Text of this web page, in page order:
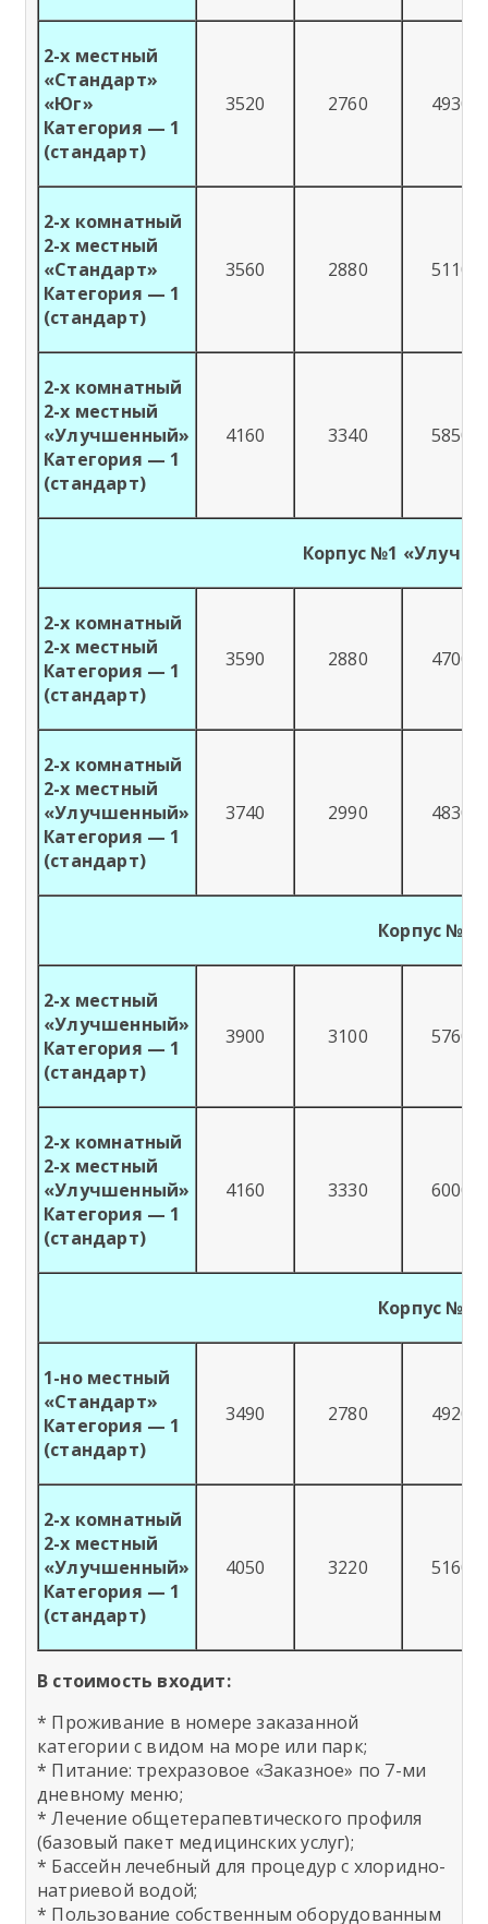
2-х местный
«Стандарт»
«Юг»
Категория — 1
(стандарт)
3520 2760 4930
2-х комнатный
2-х местный
«Стандарт»
Категория — 1
(стандарт)
3560 2880 5110
2-х комнатный
2-х местный
«Улучшенный»
Категория — 1
(стандарт)
4160 3340 5850
Корпус №1
2-х комнатный
2-х местный
Категория — 1
(стандарт)
3590 2880 4700
2-х комнатный
2-х местный
«Улучшенный»
Категория — 1
(стандарт)
3740 2990 4830
Корпус №2
2-х местный
«Улучшенный»
Категория — 1
(стандарт)
3900 3100 5760
2-х комнатный
2-х местный
«Улучшенный»
Категория — 1
(стандарт)
4160 3330 6000
Корпус №3
1-но местный
«Стандарт»
Категория — 1
(стандарт)
3490 2780 4920
2-х комнатный
2-х местный
«Улучшенный»
Категория — 1
(стандарт)
4050 3220 5160
В стоимость входит:
* Проживание в номере заказанной
категории с видом на море или парк;
* Питание: трехразовое «Заказное» по 7-ми
дневному меню;
* Лечение общетерапевтического профиля
(базовый пакет медицинских услуг);
* Бассейн лечебный для процедур с хлоридно-
натриевой водой;
* Пользование собственным оборудованным